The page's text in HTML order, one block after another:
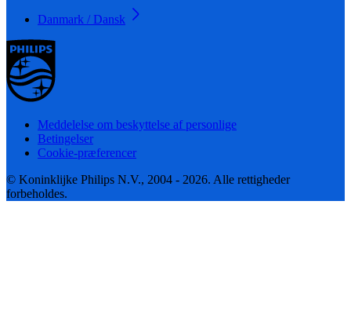
Danmark / Dansk
Meddelelse om beskyttelse af personlige
Betingelser
Cookie-præferencer
© Koninklijke Philips N.V., 2004 - 2026. Alle rettigheder
forbeholdes.